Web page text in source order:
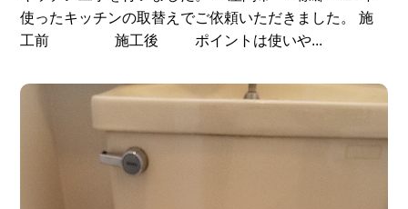
使ったキッチンの取替えでご依頼いただきました。 施
工前 施工後 ポイントは使いや...